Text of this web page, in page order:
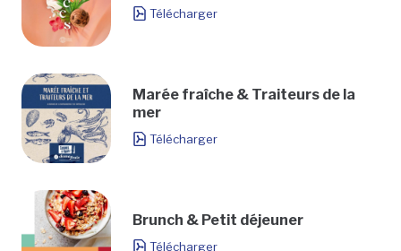
Télécharger
Marée fraîche & Traiteurs de la
mer
Télécharger
Brunch & Petit déjeuner
Télécharger